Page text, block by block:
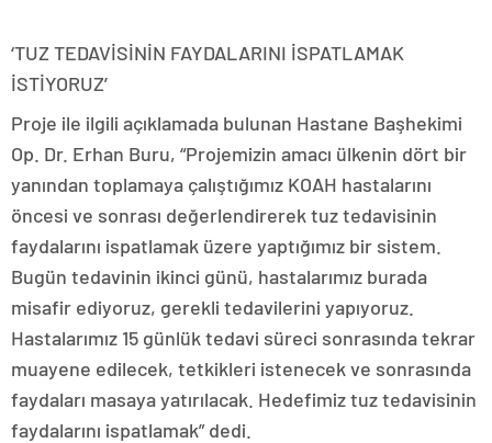
‘TUZ TEDAVİSİNİN FAYDALARINI İSPATLAMAK
İSTİYORUZ’
Proje ile ilgili açıklamada bulunan Hastane Başhekimi
Op. Dr. Erhan Buru, “Projemizin amacı ülkenin dört bir
yanından toplamaya çalıştığımız KOAH hastalarını
öncesi ve sonrası değerlendirerek tuz tedavisinin
faydalarını ispatlamak üzere yaptığımız bir sistem.
Bugün tedavinin ikinci günü, hastalarımız burada
misafir ediyoruz, gerekli tedavilerini yapıyoruz.
Hastalarımız 15 günlük tedavi süreci sonrasında tekrar
muayene edilecek, tetkikleri istenecek ve sonrasında
faydaları masaya yatırılacak. Hedefimiz tuz tedavisinin
faydalarını ispatlamak” dedi.